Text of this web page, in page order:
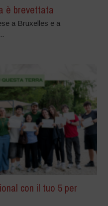
è brevettata
a Bruxelles e a
con il tuo 5 per